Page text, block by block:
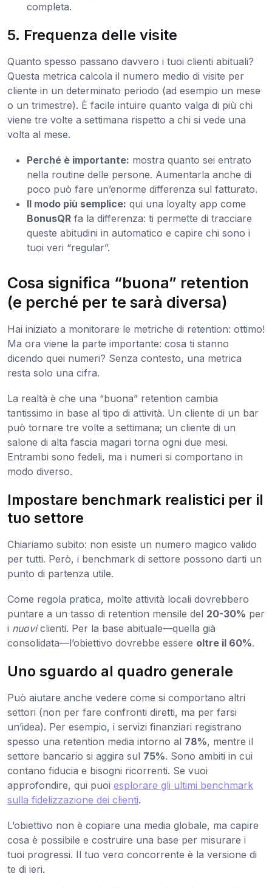
completa.
5. Frequenza delle visite
Quanto spesso passano davvero i tuoi clienti abituali?
Questa metrica calcola il numero medio di visite per
cliente in un determinato periodo (ad esempio un mese
o un trimestre). È facile intuire quanto valga di più chi
viene tre volte a settimana rispetto a chi si vede una
volta al mese.
Perché è importante: mostra quanto sei entrato
nella routine delle persone. Aumentarla anche di
poco può fare un’enorme differenza sul fatturato.
Il modo più semplice: qui una loyalty app come
BonusQR fa la differenza: ti permette di tracciare
queste abitudini in automatico e capire chi sono i
tuoi veri “regular”.
Cosa significa “buona” retention
(e perché per te sarà diversa)
Hai iniziato a monitorare le metriche di retention: ottimo!
Ma ora viene la parte importante: cosa ti stanno
dicendo quei numeri? Senza contesto, una metrica
resta solo una cifra.
La realtà è che una “buona” retention cambia
tantissimo in base al tipo di attività. Un cliente di un bar
può tornare tre volte a settimana; un cliente di un
salone di alta fascia magari torna ogni due mesi.
Entrambi sono fedeli, ma i numeri si comportano in
modo diverso.
Impostare benchmark realistici per il
tuo settore
Chiariamo subito: non esiste un numero magico valido
per tutti. Però, i benchmark di settore possono darti un
punto di partenza utile.
Come regola pratica, molte attività locali dovrebbero
puntare a un tasso di retention mensile del 20-30% per
i nuoviclienti. Per la base abituale—quella già
consolidata—l’obiettivo dovrebbe essere oltre il 60%.
Uno sguardo al quadro generale
Può aiutare anche vedere come si comportano altri
settori (non per fare confronti diretti, ma per farsi
un’idea). Per esempio, i servizi finanziari registrano
spesso una retention media intorno al 78%, mentre il
settore bancario si aggira sul 75%. Sono ambiti in cui
contano fiducia e bisogni ricorrenti. Se vuoi
approfondire, qui puoi esplorare gli ultimi benchmark
sulla fidelizzazione dei clienti.
L’obiettivo non è copiare una media globale, ma capire
cosa è possibile e costruire una base per misurare i
tuoi progressi. Il tuo vero concorrente è la versione di
te di ieri.